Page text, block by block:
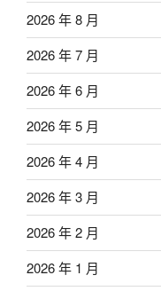
2026 年 8 月
2026 年 7 月
2026 年 6 月
2026 年 5 月
2026 年 4 月
2026 年 3 月
2026 年 2 月
2026 年 1 月